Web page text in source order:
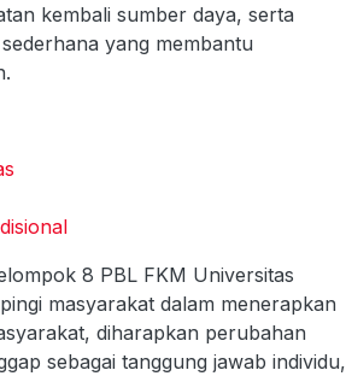
kembali sumber daya, serta
yang membantu
8 PBL FKM Universitas
masyarakat dalam menerapkan
diharapkan perubahan
sebagai tanggung jawab individu,